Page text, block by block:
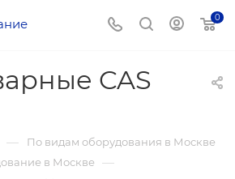
0
CAS
— По видам оборудования в Москве
в Москве —